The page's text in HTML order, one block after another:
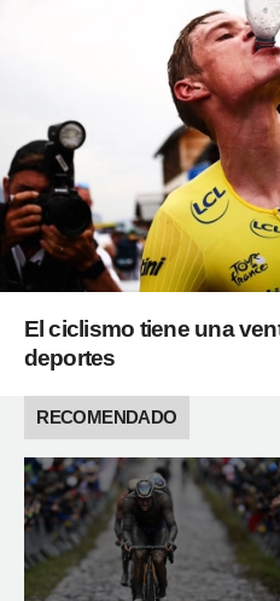
El ciclismo tiene una
deportes
RECOMENDADO